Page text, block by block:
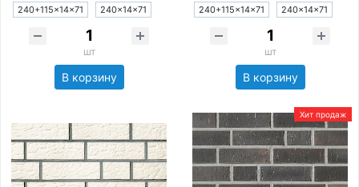
240+115×14×71 240×14×71
шт
В корзину
240+115×14×71 240×14×71
шт
В корзину
Хит продаж